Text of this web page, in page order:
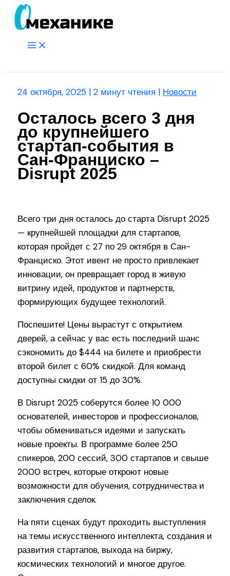
Перейти
Main
24 октября, 2025 |2 минут чтения | Новости
Осталось всего 3 дня
до крупнейшего
стартап-события в
Сан-Франциско –
Disrupt 2025
Всего три дня осталось до старта Disrupt 2025
— крупнейшей площадки для стартапов,
которая пройдет с 27 по 29 октября в Сан-
Франциско. Этот ивент не просто привлекает
инновации, он превращает город в живую
витрину идей, продуктов и партнерств,
формирующих будущее технологий.
Поспешите! Цены вырастут с открытием
дверей, а сейчас у вас есть последний шанс
сэкономить до $444 на билете и приобрести
второй билет с 60% скидкой. Для команд
доступны скидки от 15 до 30%.
В Disrupt 2025 соберутся более 10 000
основателей, инвесторов и профессионалов,
чтобы обмениваться идеями и запускать
новые проекты. В программе более 250
спикеров, 200 сессий, 300 стартапов и свыше
2000 встреч, которые откроют новые
возможности для обучения, сотрудничества и
заключения сделок.
На пяти сценах будут проходить выступления
на темы искусственного интеллекта, создания и
развития стартапов, выхода на биржу,
космических технологий и многое другое.